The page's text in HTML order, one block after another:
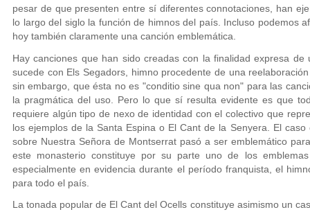
pesar de que presenten entre sí diferentes connotaciones, han
lo largo del siglo la función de himnos del país. Incluso podemos
hoy también claramente una canción emblemática.
Hay canciones que han sido creadas con la finalidad expresa
sucede con Els Segadors, himno procedente de una
sin embargo, que ésta no es "conditio sine qua non" para las
la pragmática del uso. Pero lo que sí resulta evidente es que
requiere algún tipo de nexo de identidad con el colectivo que
los ejemplos de la Santa Espina o El Cant de la Senyera. El
sobre Nuestra Señora de Montserrat pasó a ser emblemático
este monasterio constituye por su parte uno de los
especialmente en evidencia durante el período franquista, el
para todo el país.
La tonada popular de El Cant del Ocells constituye asimismo un